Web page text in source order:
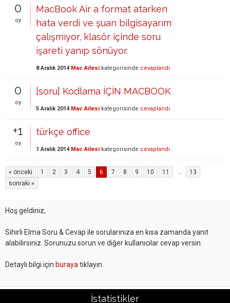
0
oy
MacBook Air a format atarken
hata verdi ve şuan bilgisayarım
çalışmıyor, klasör içinde soru
işareti yanıp sönüyor.
8 Aralık 2014 Mac Ailesi kategorisinde cevaplandı
0
oy
[soru] Kodlama İÇİN MACBOOK
5 Aralık 2014 Mac Ailesi kategorisinde cevaplandı
+1
oy
türkçe office
1 Aralık 2014 Mac Ailesi kategorisinde cevaplandı
« önceki 1 2 3 4 5 6 7 8 9 10 11 ...
13
sonraki »
Hoş geldiniz,
Sihirli Elma Soru & Cevap ile sorularınıza en kısa zamanda yanıt
alabilirsiniz. Sorunuzu sorun ve diğer kullanıcılar cevap versin.
Detaylı bilgi için buraya tıklayın.
İstatistikler